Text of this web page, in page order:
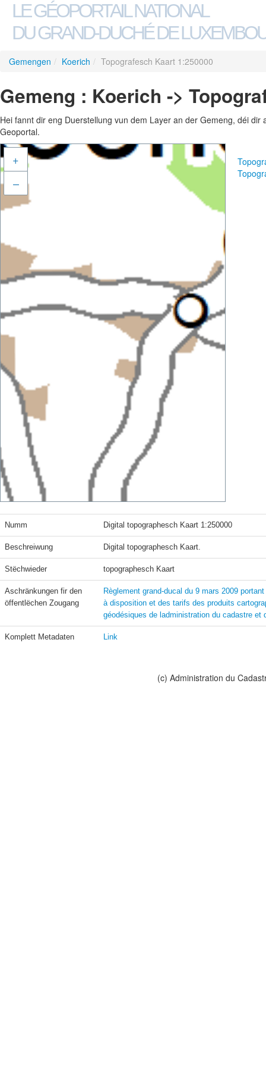
LE GÉOPORTAIL NATIONAL
DU GRAND-DUCHÉ DE
Gemengen / Koerich / Topografesch Kaart 1:250000
Gemeng : Koerich ->
Hei fannt dir eng Duerstellung vun dem Layer an der Gemeng, déi
Geoportal.
+
–
Numm Digital topographesch Kaart 1:250000
Beschreiwung Digital topographesch Kaart.
Stëchwieder topographesch Kaart
Aschränkungen fir den
öffentlëchen Zougang
Règlement grand-ducal du 9 mars 2009
à disposition et des tarifs des produits
géodésiques de ladministration du cadastre et
Komplett Metadaten Link
(c) Administration du